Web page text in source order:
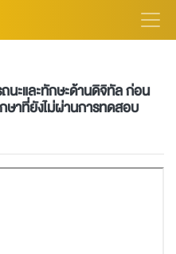
นะและทักษะด้านดิจิทัล ก่อน
ษาที่ยังไม่ผ่านการทดสอบ